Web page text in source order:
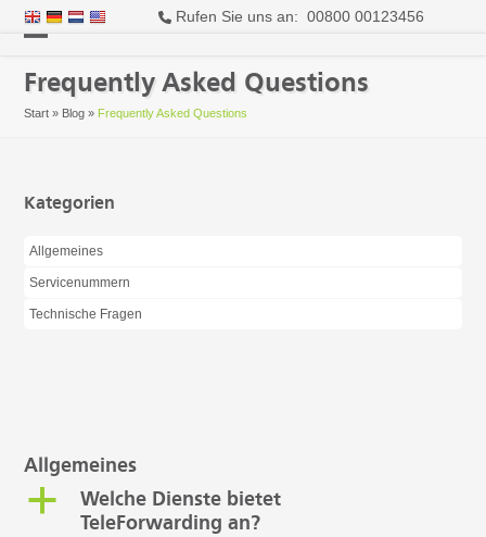
Rufen Sie uns an: 00800 00123456
mobile
mobile
Frequently Asked Questions
Start » Blog » Frequently Asked Questions
Kategorien
Allgemeines
Servicenummern
Technische Fragen
Allgemeines
a
Welche Dienste bietet
TeleForwarding an?